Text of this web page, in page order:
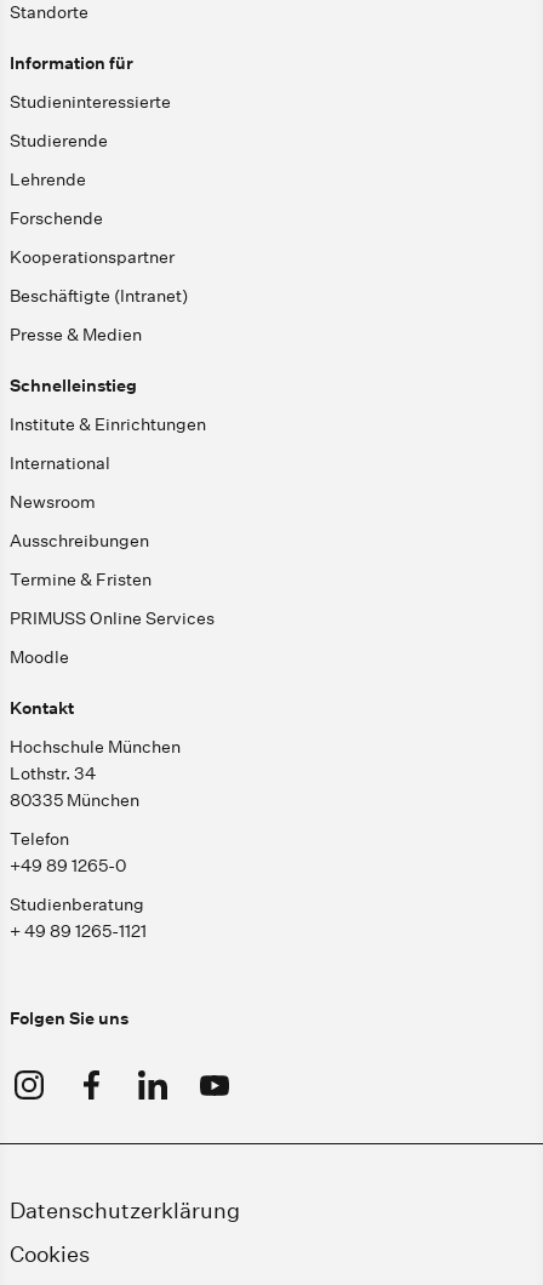
Standorte
Information für
Studieninteressierte
Studierende
Lehrende
Forschende
Kooperationspartner
Beschäftigte (Intranet)
Presse & Medien
Schnelleinstieg
Institute & Einrichtungen
International
Newsroom
Ausschreibungen
Termine & Fristen
PRIMUSS Online Services
Moodle
Kontakt
Hochschule München
Lothstr. 34
80335 München
Telefon
+49 89 1265-0
Studienberatung
+ 49 89 1265-1121
Folgen Sie uns
Datenschutzerklärung
Cookies